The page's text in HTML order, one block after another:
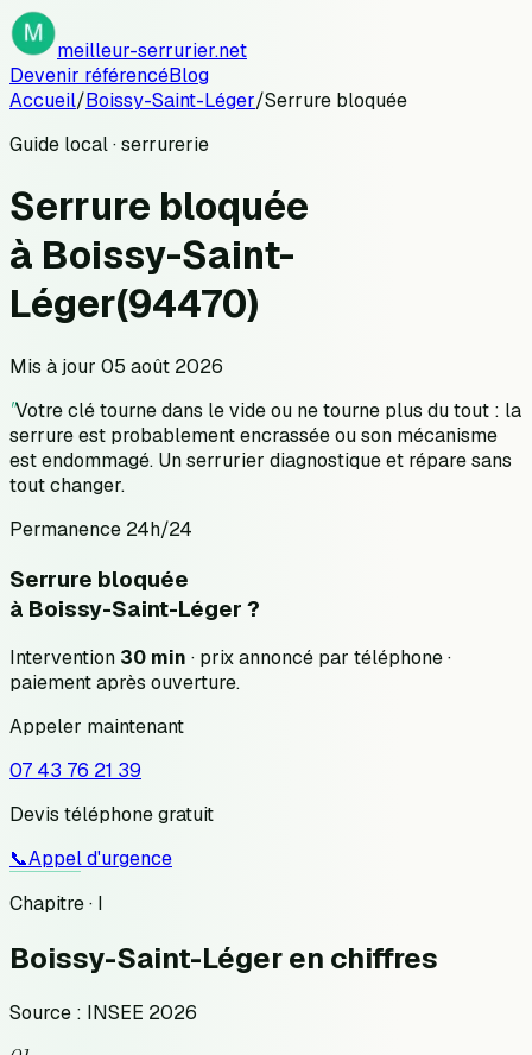
meilleur-serrurier.net
Devenir référencéBlog
Accueil/Boissy-Saint-Léger/Serrure bloquée
Guide local · serrurerie
Serrure bloquée
à Boissy-Saint-
Léger(94470)
Mis à jour 05 août 2026
"Votre clé tourne dans le vide ou ne tourne plus du tout : la
serrure est probablement encrassée ou son mécanisme
est endommagé. Un serrurier diagnostique et répare sans
tout changer.
Permanence 24h/24
Serrure bloquée
à Boissy-Saint-Léger ?
Intervention 30 min · prix annoncé par téléphone·
paiement après ouverture.
Appeler maintenant
07 43 76 21 39
Devis téléphone gratuit
📞Appel d'urgence
Chapitre · I
Boissy-Saint-Légeren chiffres
Source : INSEE 2026